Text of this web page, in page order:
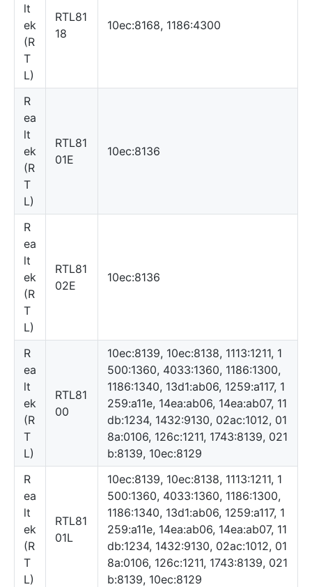
lt
ek
(R
T
L)
RTL81
18
10ec:8168, 1186:4300
R
ea
lt
ek
(R
T
L)
RTL81
01E
10ec:8136
R
ea
lt
ek
(R
T
L)
RTL81
02E
10ec:8136
R
ea
lt
ek
(R
T
L)
RTL81
00
10ec:8139, 10ec:8138, 1113:1211, 1
500:1360, 4033:1360, 1186:1300,
1186:1340, 13d1:ab06, 1259:a117, 1
259:a11e, 14ea:ab06, 14ea:ab07, 11
db:1234, 1432:9130, 02ac:1012, 01
8a:0106, 126c:1211, 1743:8139, 021
b:8139, 10ec:8129
R
ea
lt
ek
(R
T
L)
RTL81
01L
10ec:8139, 10ec:8138, 1113:1211, 1
500:1360, 4033:1360, 1186:1300,
1186:1340, 13d1:ab06, 1259:a117, 1
259:a11e, 14ea:ab06, 14ea:ab07, 11
db:1234, 1432:9130, 02ac:1012, 01
8a:0106, 126c:1211, 1743:8139, 021
b:8139, 10ec:8129